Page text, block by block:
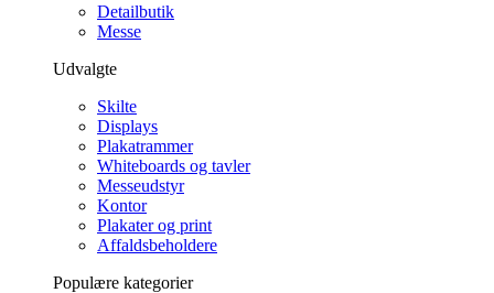
Detailbutik
Messe
Udvalgte
Skilte
Displays
Plakatrammer
Whiteboards og tavler
Messeudstyr
Kontor
Plakater og print
Affaldsbeholdere
Populære kategorier